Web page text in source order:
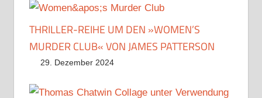
THRILLER-REIHE UM DEN »WOMEN’S
MURDER CLUB« VON JAMES PATTERSON
29. Dezember 2024